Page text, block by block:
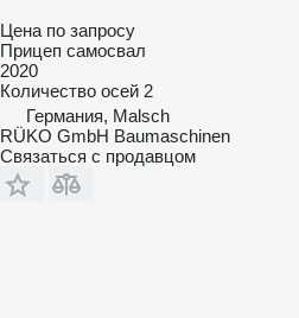
Цена по запросу
Прицеп самосвал
2020
Количество осей 2
Германия, Malsch
RÜKO GmbH Baumaschinen
Связаться с продавцом